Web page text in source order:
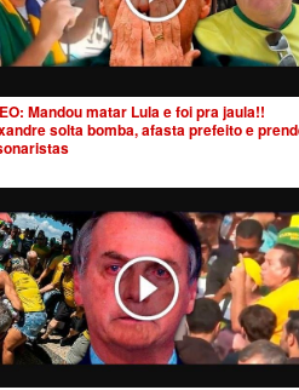
Mandou matar Lula e foi pra jaula!!
solta bomba, afasta prefeito e